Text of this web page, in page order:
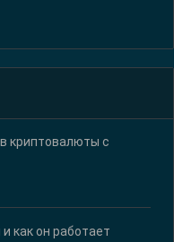
криптовалюты с
как он работает